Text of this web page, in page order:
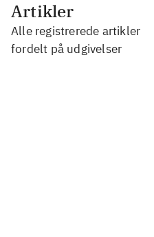
Artikler
Alle registrerede artikler
fordelt på udgivelser